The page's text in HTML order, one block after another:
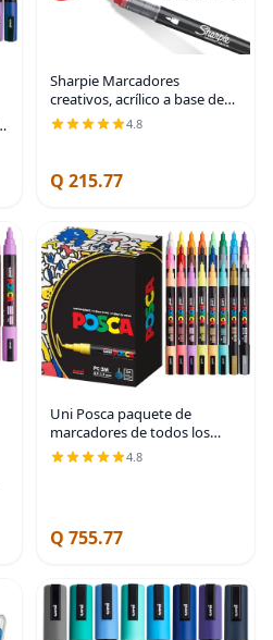
Sharpie Marcadores
creativos, acrílico a base de
agua, punta de pincel,
colores surtidos, 5 unidades –
actividad para niños,
4.8
Q 215.77
Uni Posca paquete de
marcadores de todos los
colores, Fine4.8
Q 755.77